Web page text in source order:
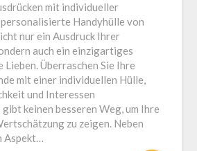
mit individueller
Handyhülle von
nur ein Ausdruck Ihrer
auch ein einzigartiges
Lieben. Überraschen Sie Ihre
mit einer individuellen Hülle,
und Interessen
keinen besseren Weg, um Ihre
zu zeigen. Neben
Aspekt…